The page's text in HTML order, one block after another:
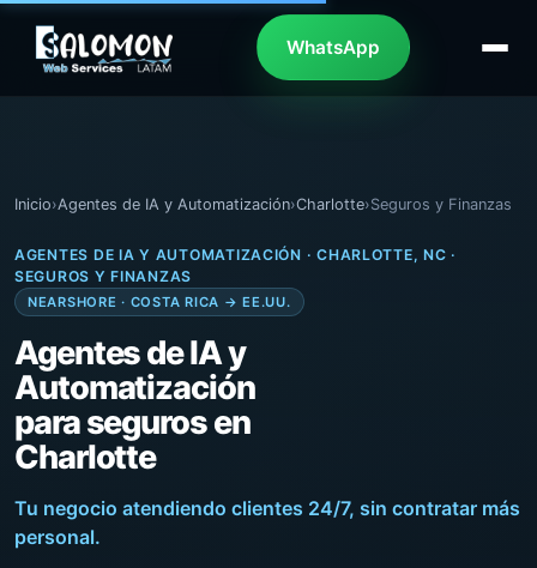
WhatsApp
Inicio›Agentes de IA y Automatización›Charlotte›Seguros y Finanzas
AGENTES DE IA Y AUTOMATIZACIÓN · CHARLOTTE, NC ·
SEGUROS Y FINANZAS
NEARSHORE · COSTA RICA → EE.UU.
Agentes de IA y
Automatización
para seguros en
Charlotte
Tu negocio atendiendo clientes 24/7, sin contratar más
personal.